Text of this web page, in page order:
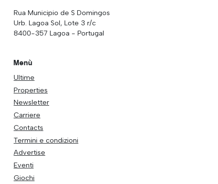
Rua Municipio de S Domingos
Urb. Lagoa Sol, Lote 3 r/c
8400-357 Lagoa - Portugal
Menù
Ultime
Properties
Newsletter
Carriere
Contacts
Termini e condizioni
Advertise
Eventi
Giochi